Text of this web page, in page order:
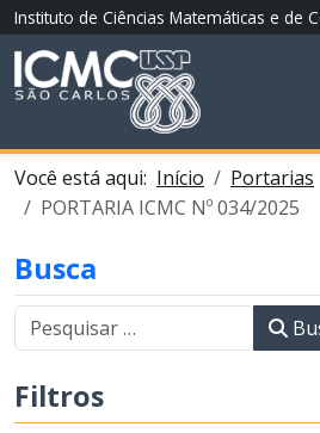
Instituto de Ciências Matemáticas e de
Você está aqui: Início
Portarias
PORTARIA ICMC Nº 034/2025
Busca
Filtros